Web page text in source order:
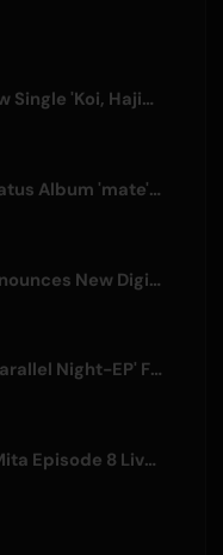
=LOVE Announces New Single 'Koi, Hajimemashita.' and Tokyo Dome Concerts
AliA Releases Post-Hiatus Album 'mate', Announces Tokyo Live
ShowMinorSavage Announces New Digital Single 'Gradation'
BILLY BOO Releases 'Parallel Night-EP' Featuring TV Drama Theme Song
BanG Dream! Yume∞Mita Episode 8 Live Clip Released